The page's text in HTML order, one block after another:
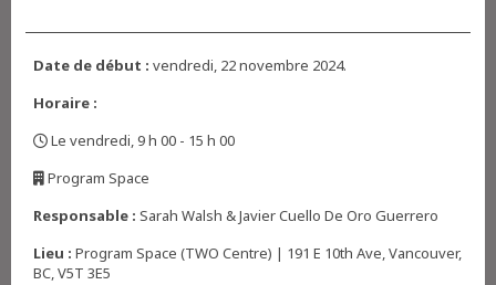
Date de début : vendredi, 22 novembre 2024.
Horaire :
Le vendredi, 9 h 00 - 15 h 00
Program Space
Responsable : Sarah Walsh & Javier Cuello De Oro Guerrero
Lieu : Program Space (TWO Centre) | 191 E 10th Ave, Vancouver,
BC, V5T 3E5